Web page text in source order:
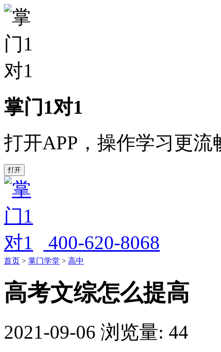
掌门1对1
打开APP，操作学习更流
打开
400-620-8068
首页 > 掌门学堂 > 高中
高考文综怎么提高
2021-09-06 浏览量: 44